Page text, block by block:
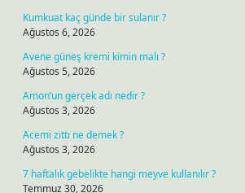
Kumkuat kaç günde bir sulanır ?
Ağustos 6, 2026
Avene güneş kremi kimin malı ?
Ağustos 5, 2026
Amon’un gerçek adı nedir ?
Ağustos 3, 2026
Acemi zıttı ne demek ?
Ağustos 3, 2026
7 haftalık gebelikte hangi meyve kullanılır ?
Temmuz 30, 2026